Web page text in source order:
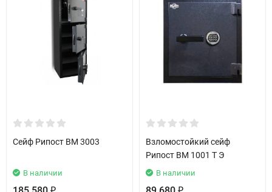
Сейф Рипост BM 3003
В наличии
₽
Взломостойкий сейф
Рипост BM 1001 Т Э
В наличии
₽